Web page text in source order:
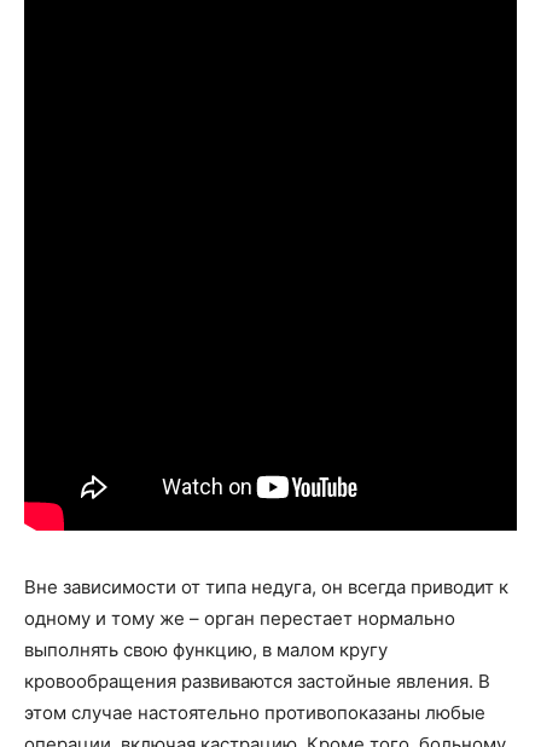
Вне зависимости от типа недуга, он всегда приводит к
одному и тому же – орган перестает нормально
выполнять свою функцию, в малом кругу
кровообращения развиваются застойные явления. В
этом случае настоятельно противопоказаны любые